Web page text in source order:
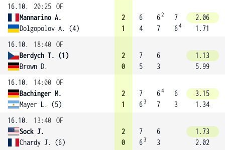
16.10. 20:25 OF
Mannarino A.
Dolgopolov A. (4)
2
1
6
4
62
7
7
64
2.06
1.71
16.10.
18:40 OF
Berdych T. (1)
Brown D.
2
0
7
5
6
3
1.13
5.99
16.10.
14:00 OF
Bachinger M.
Mayer L. (5)
2
1
7
6 3
64
7
6
3
3.15
1.34
16.10.
13:40 OF
Sock J.
Chardy J. (6)
2
0
7
6 3
6
3
1.73
2.02